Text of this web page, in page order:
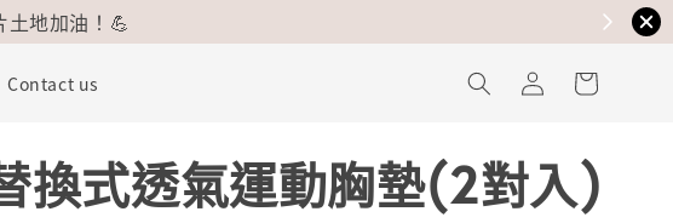
地加油！💪
Contact us
換式透氣運動胸墊(2對入)